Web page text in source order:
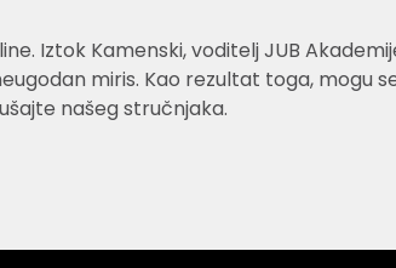
Iztok Kamenski, voditelj JUB
miris. Kao rezultat toga, mogu
našeg stručnjaka.